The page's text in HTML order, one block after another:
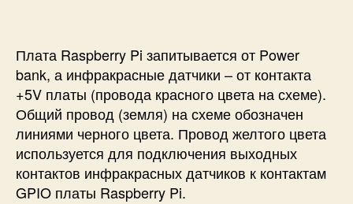
Плата Raspberry Pi запитывается от Power
bank, а инфракрасные датчики – от контакта
+5V платы (провода красного цвета на схеме).
Общий провод (земля) на схеме обозначен
линиями черного цвета. Провод желтого цвета
используется для подключения выходных
контактов инфракрасных датчиков к контактам
GPIO платы Raspberry Pi.